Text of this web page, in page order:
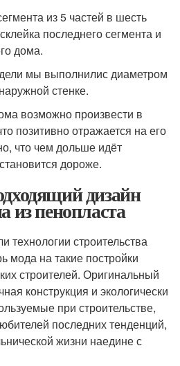
из 5 частей в шесть
последнего сегмента и
дома.
мы выполнилис диаметром
стенке.
возможно произвести в
позитивно отражается на его
что чем дольше идёт
дороже.
дизайн
из пенопласта
технологии строительства
мода на такие постройки
строителей. Оригинальный
конструкция и экологически
при строительстве,
последних тенденций,
жизни наедине с